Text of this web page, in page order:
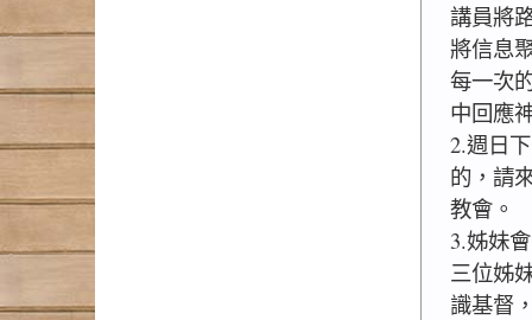
講員將
將信息
每一次
中回應
2.週日
的，請
教會。
3.姊妹
三位姊
識基督